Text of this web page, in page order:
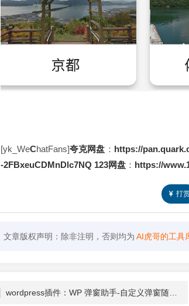
[yk_WeChatFans]夸克网盘 ： https://
-2FBxeuCDMnDlc7NQ 123网盘： https://
打
文章版权声明：除非注明，否则均为 AI虎哥的工具
wordpress插件：WP 弹窗助手-自定义弹窗随心掌控